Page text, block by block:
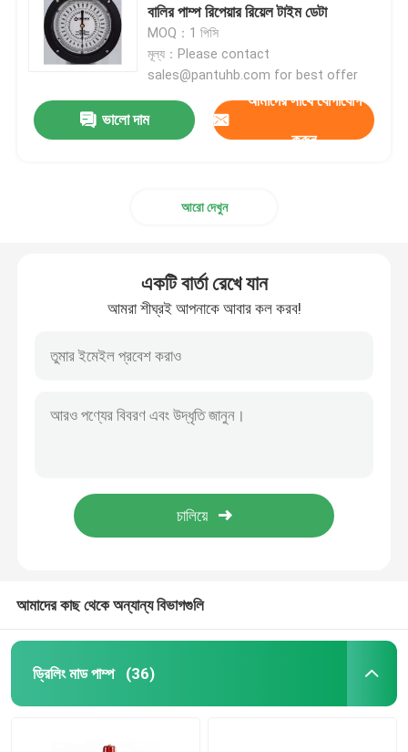
বালির পাম্প পিস্টন
রোটারি ড্রিলিং পায়ের পাতার মোজাবিশেষ
BOP নিয়ন্ত্রণ পায়ের পাতার মোজাবিশেষ
গেট ভালভ এবং চেক ভালভ
ব্লাউজ প্রিভেন্টর BOP
PDC ড্রিল বিট
ডাউনহোল টুলস
বালির পাম্প রিপেয়ার রিয়েল টাইম ডেটা
MOQ：1 পিসি
মূল্য：Please contact
sales@pantuhb.com for best offer
ভালো দাম
আমাদের সাথে যোগাযোগ
করুন
আরো দেখুন
একটি বার্তা রেখে যান
আমরা শীঘ্রই আপনাকে আবার কল করব!
আমাদের কাছ থেকে অন্যান্য বিভাগগুলি
ড্রিলিং মাড পাম্প (36)